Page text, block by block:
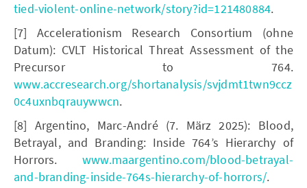
tied-violent-online-network/story?id=121480884.
[7] Accelerationism Research Consortium (ohne
Datum): CVLT Historical Threat Assessment of the
Precursor to 764.
www.accresearch.org/shortanalysis/svjdmt1twn9ccz
0c4uxnbqrauywwcn.
[8] Argentino, Marc-André (7. März 2025): Blood,
Betrayal, and Branding: Inside 764’s Hierarchy of
Horrors. www.maargentino.com/blood-betrayal-
and-branding-inside-764s-hierarchy-of-horrors/.